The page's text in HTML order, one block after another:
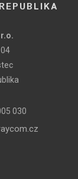
030